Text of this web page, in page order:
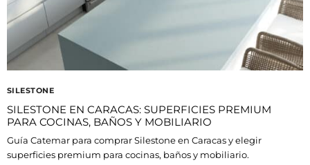
SILESTONE
SILESTONE EN CARACAS: SUPERFICIES PREMIUM
PARA COCINAS, BAÑOS Y MOBILIARIO
Guía Catemar para comprar Silestone en Caracas y elegir
superficies premium para cocinas, baños y mobiliario.